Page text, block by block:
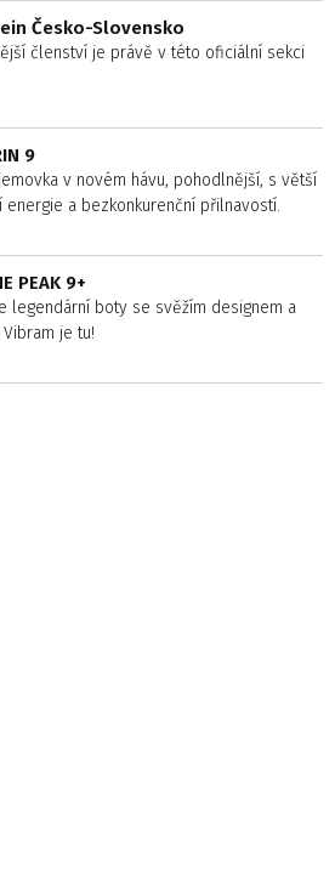
Česko-Slovensko
členství je právě v této oficiální sekci
9
v novém hávu, pohodlnější, s větší
energie a bezkonkurenční přilnavostí.
PEAK 9+
legendární boty se svěžím designem a
je tu!